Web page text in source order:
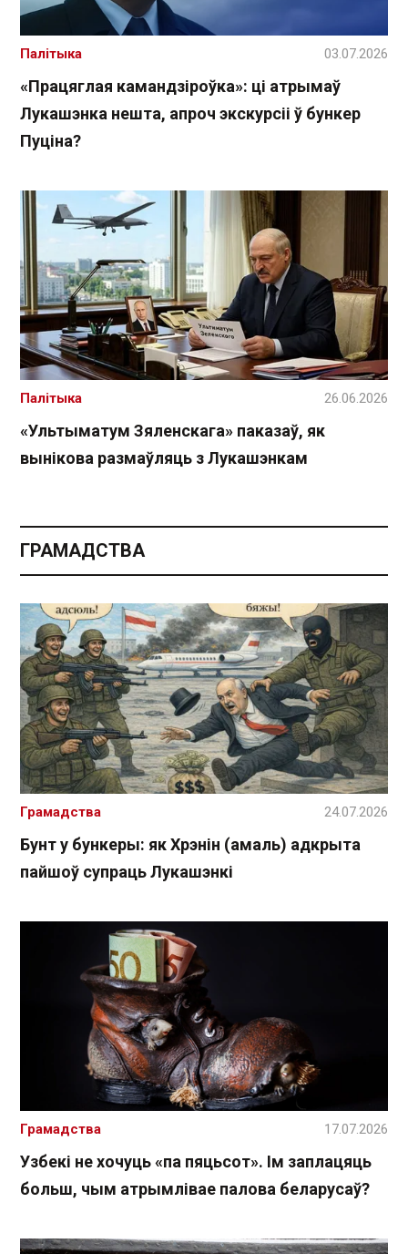
«Працяглая камандзіроўка»: ці атрымаў
Лукашэнка нешта, апроч экскурсіі ў бункер
Пуціна?
Палітыка 03.07.2026
«Ультыматум Зяленскага» паказаў, як
вынікова размаўляць з Лукашэнкам
Палітыка 26.06.2026
ГРАМАДСТВА
Бунт у бункеры: як Хрэнін (амаль) адкрыта
пайшоў супраць Лукашэнкі
Грамадства 24.07.2026
Узбекі не хочуць «па пяцьсот». Ім заплацяць
больш, чым атрымлівае палова беларусаў?
Грамадства 17.07.2026